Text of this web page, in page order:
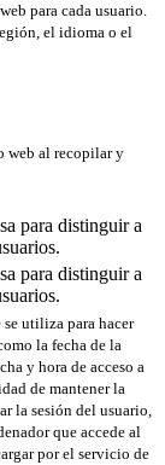
para cada usuario.
el idioma o el
web al recopilar y
para distinguir a
para distinguir a
utiliza para hacer
la fecha de la
y hora de acceso a
de mantener la
la sesión del usuario,
que accede al
por el servicio de